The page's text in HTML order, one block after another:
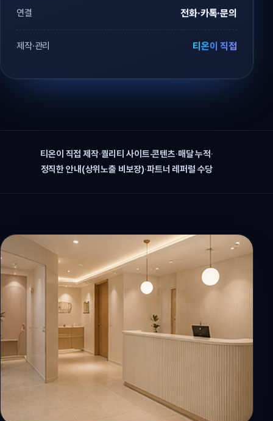
연결 전화·카톡·문의
제작·관리 티온이 직접
티온이 직접 제작·퀄리티 사이트·콘텐츠·매달 누적·
정직한 안내(상위노출 비보장)·파트너 레퍼럴 수당